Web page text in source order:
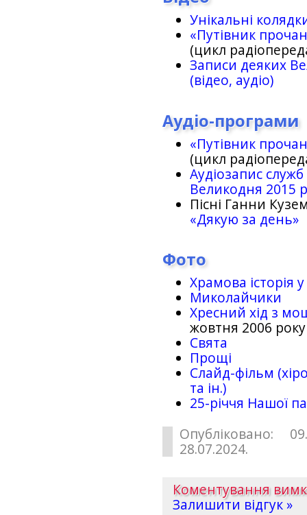
Унікальні
«Путівник
(цикл
Записи деяких
(відео, аудіо)
Аудіо-програми
«Путівник
(цикл
Аудіозапис
Великодня 2015
Пісні Ганни
«Дякую за день»
Фото
Храмова історія
Миколайчики
Хресний хід з
жовтня 2006 року
Свята
Прощі
Слайд-фільм
та ін.)
25-рiччя Нашої
Опубліковано:
28.07.2024.
Коментування
Залишити відгук »